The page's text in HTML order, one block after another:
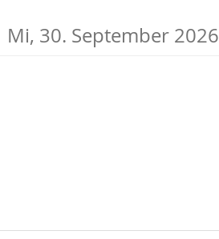
Mi, 30. September 2026